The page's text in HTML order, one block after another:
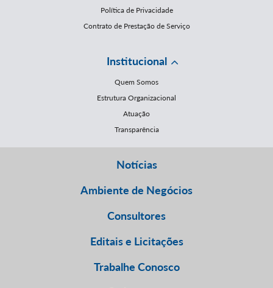
Política de Privacidade
Contrato de Prestação de Serviço
Institucional
Quem Somos
Estrutura Organizacional
Atuação
Transparência
Notícias
Ambiente de Negócios
Consultores
Editais e Licitações
Trabalhe Conosco